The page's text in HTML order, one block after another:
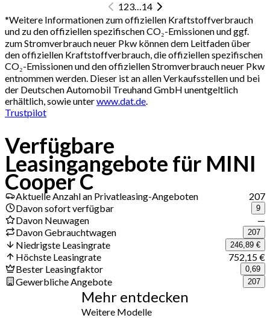
123…14
*Weitere Informationen zum offiziellen Kraftstoffverbrauch
und zu den offiziellen spezifischen CO₂-Emissionen und ggf.
zum Stromverbrauch neuer Pkw können dem Leitfaden über
den offiziellen Kraftstoffverbrauch, die offiziellen spezifischen
CO₂-Emissionen und den offiziellen Stromverbrauch neuer Pkw
entnommen werden. Dieser ist an allen Verkaufsstellen und bei
der Deutschen Automobil Treuhand GmbH unentgeltlich
erhältlich, sowie unterwww.dat.de
Trustpilot
Verfügbare
Leasingangebote für MINI
Cooper C
Aktuelle Anzahl an Privatleasing-Angeboten
207
Davon sofort verfügbar
9
Davon Neuwagen
—
Davon Gebrauchtwagen
207
Niedrigste Leasingrate 246,89 €
Höchste Leasingrate
752,15 €
Bester Leasingfaktor
0,69
Gewerbliche Angebote 207
Mehr entdecken
Weitere Modelle